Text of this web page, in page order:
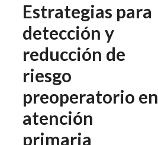
Estrategias para
detección y
reducción de
riesgo
preoperatorio en
atención
primaria